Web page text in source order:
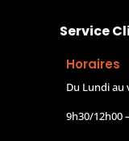
Service
Horaires
Du Lundi au
9h30/12h00